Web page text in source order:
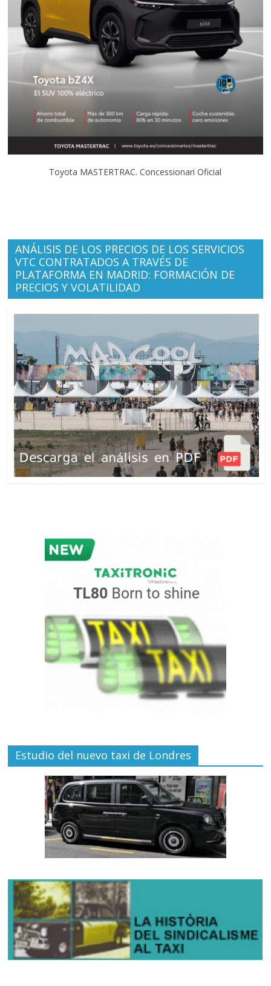
Toyota MASTERTRAC. Concessionari Oficial
ANÁLISIS DE LOS PRECIOS DE LOS SERVICIOS
VTC CONTRATADOS A TRAVÉS DE
PLATAFORMA EN MADRID: FORMACIÓN DE
PRECIOS Y VOLATILIDAD
Estudio del nuevo taxi de Londres